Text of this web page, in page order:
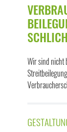
Wir sind nicht